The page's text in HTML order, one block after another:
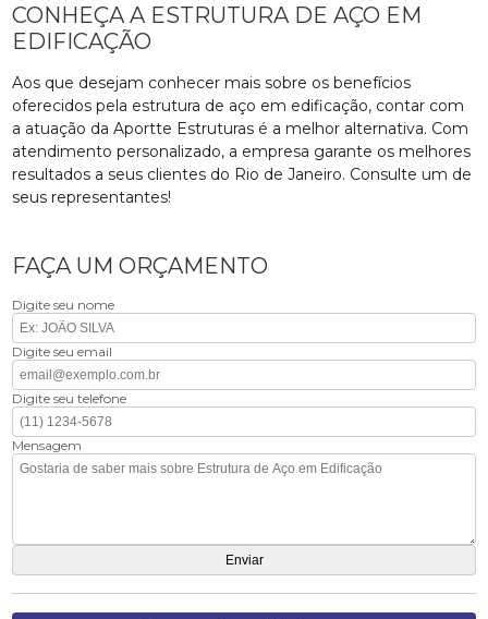
CONHEÇA A ESTRUTURA DE AÇO EM
EDIFICAÇÃO
Aos que desejam conhecer mais sobre os benefícios
oferecidos pela estrutura de aço em edificação, contar com
a atuação da Aportte Estruturas é a melhor alternativa. Com
atendimento personalizado, a empresa garante os melhores
resultados a seus clientes do Rio de Janeiro. Consulte um de
seus representantes!
FAÇA UM ORÇAMENTO
Digite seu nome
Digite seu email
Digite seu telefone
Mensagem